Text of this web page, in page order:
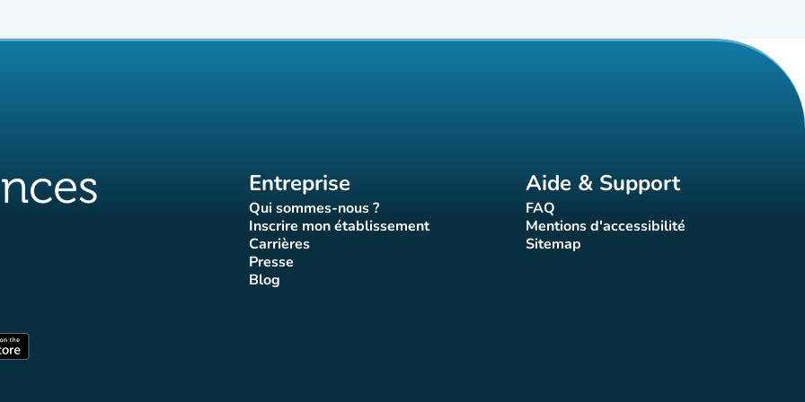
onglet)
Entreprise
Qui sommes-nous ?
(nouvel onglet)
Inscrire mon établissement
(nouvel onglet)
Carrières(nouvel onglet)
Presse(nouvel onglet)
Blog(nouvel onglet)
Aide & Support
FAQ(nouvel onglet)
Mentions d'accessibilité
(nouvel onglet)
Sitemap(nouvel onglet)